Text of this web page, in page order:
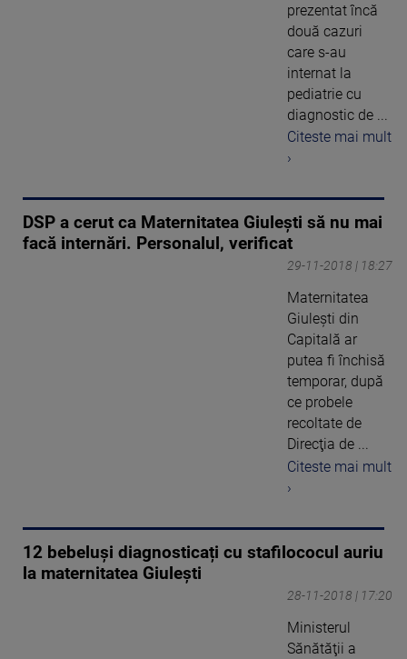
prezentat încă
două cazuri
care s-au
internat la
pediatrie cu
diagnostic de ...
Citeste mai mult
›
DSP a cerut ca Maternitatea Giuleşti să nu mai
facă internări. Personalul, verificat
29-11-2018 | 18:27
Maternitatea
Giuleşti din
Capitală ar
putea fi închisă
temporar, după
ce probele
recoltate de
Direcţia de ...
Citeste mai mult
›
12 bebeluși diagnosticați cu stafilococul auriu
la maternitatea Giulești
28-11-2018 | 17:20
Ministerul
Sănătăţii a